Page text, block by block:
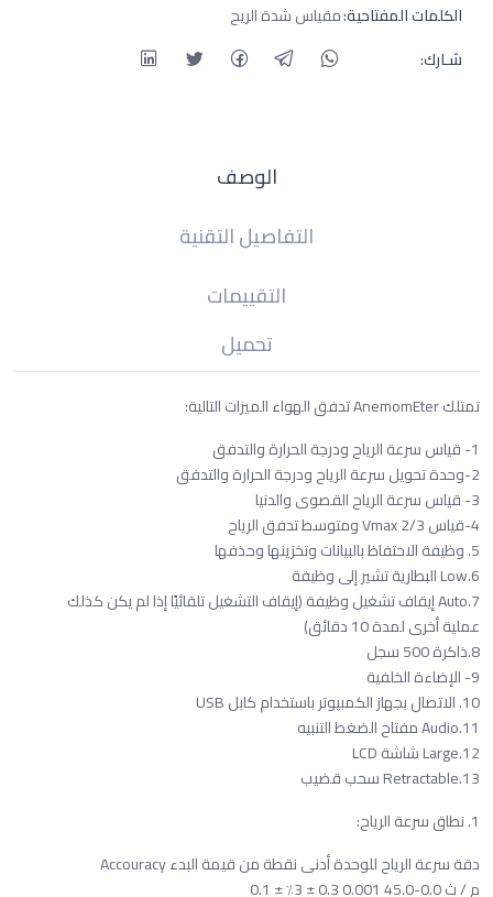
الكلمات المفتاحية:مقياس شدة الريح
شـارك:
الوصف
التفاصيل التقنية
التقييمات
تحميل
تمتلك AnemomEter تدفق الهواء الميزات التالية:
1- قياس سرعة الرياح ودرجة الحرارة والتدفق
2-وحدة تحويل سرعة الرياح ودرجة الحرارة والتدفق
3- قياس سرعة الرياح القصوى والدنيا
4-قياس 2/3 Vmax ومتوسط تدفق الرياح
5. وظيفة الاحتفاظ بالبيانات وتخزينها وحذفها
6.Low البطارية تشير إلى وظيفة
7.Auto إيقاف تشغيل وظيفة (إيقاف التشغيل تلقائيًا إذا لم يكن كذلك
عملية أخرى لمدة 10 دقائق)
8.ذاكرة 500 سجل
9- الإضاءة الخلفية
10. الاتصال بجهاز الكمبيوتر باستخدام كابل USB
11.Audio مفتاح الضغط التنبيه
12.Large شاشة LCD
13.Retractable سحب قضيب
1. نطاق سرعة الرياح:
دقة سرعة الرياح للوحدة أدنى نقطة من قيمة البدء Accouracy
م / ث 0.0-45.0 0.001 0.3 ± 3٪ ± 0.1